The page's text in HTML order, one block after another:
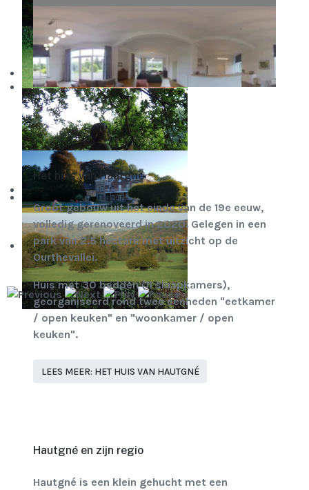
Het huis van Hautgné
Groot gebouw uit het einde van de 19e eeuw,
volledig gerenoveerd in 2020. Gelegen in een
park van 2.5 hectare met uitzicht op de
Ourthevallei.
Huis met 30 bedden (11 slaapkamers),
georganiseerd rond twee eenheden "eetkamer
/ open keuken" en "woonkamer / open
keuken".
LEES MEER: HET HUIS VAN HAUTGNÉ
Hautgné en zijn regio
Hautgné is een klein gehucht met een